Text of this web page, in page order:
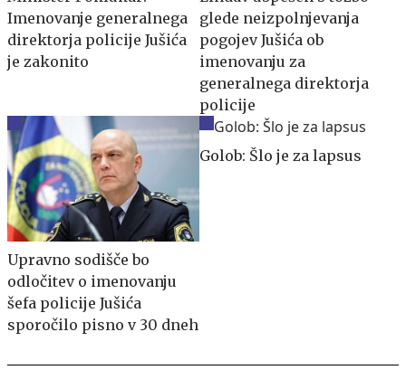
Imenovanje generalnega
direktorja policije Jušića
je zakonito
glede neizpolnjevanja
pogojev Jušića ob
imenovanju za
generalnega direktorja
policije
Upravno sodišče bo
odločitev o imenovanju
šefa policije Jušića
sporočilo pisno v 30 dneh
Golob: Šlo je za lapsus